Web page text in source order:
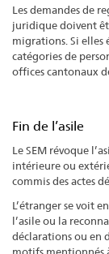
Les demandes de
juridique doivent
migrations. Si elles
catégories de
offices cantonaux
Fin de l’asile
Le SEM révoque
intérieure ou
commis des actes
L’étranger se voit
l’asile ou la
déclarations ou en